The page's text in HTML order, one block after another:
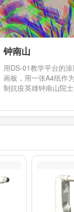
钟南山
用DS-01教学平台的
画板，用一张A4纸作
制抗疫英雄钟南山院